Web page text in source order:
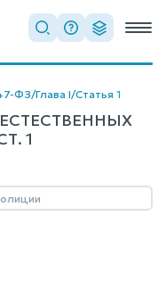
ФЗ/Глава I/Статья 1
1